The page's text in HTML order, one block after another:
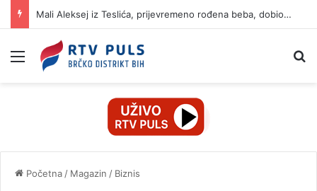
Mali Aleksej iz Teslića, prijevremeno rođena beba, dobio životnu bitku na UKC-u Srpske
Izbornik
Početna / Magazin / Biznis